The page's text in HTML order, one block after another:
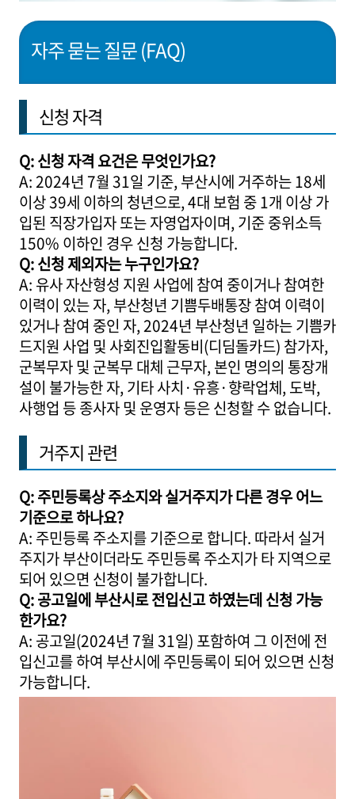
자주 묻는 질문 (FAQ)
신청 자격
Q: 신청 자격 요건은 무엇인가요?
A: 2024년 7월 31일 기준, 부산시에 거주하는 18세
이상 39세 이하의 청년으로, 4대 보험 중 1개 이상 가
입된 직장가입자 또는 자영업자이며, 기준 중위소득
150% 이하인 경우 신청 가능합니다.
Q: 신청 제외자는 누구인가요?
A: 유사 자산형성 지원 사업에 참여 중이거나 참여한
이력이 있는 자, 부산청년 기쁨두배통장 참여 이력이
있거나 참여 중인 자, 2024년 부산청년 일하는 기쁨카
드지원 사업 및 사회진입활동비(디딤돌카드) 참가자,
군복무자 및 군복무 대체 근무자, 본인 명의의 통장개
설이 불가능한 자, 기타 사치·유흥·향락업체, 도박,
사행업 등 종사자 및 운영자 등은 신청할 수 없습니다.
거주지 관련
Q: 주민등록상 주소지와 실거주지가 다른 경우 어느
기준으로 하나요?
A: 주민등록 주소지를 기준으로 합니다. 따라서 실거
주지가 부산이더라도 주민등록 주소지가 타 지역으로
되어 있으면 신청이 불가합니다.
Q: 공고일에 부산시로 전입신고 하였는데 신청 가능
한가요?
A: 공고일(2024년 7월 31일) 포함하여 그 이전에 전
입신고를 하여 부산시에 주민등록이 되어 있으면 신청
가능합니다.